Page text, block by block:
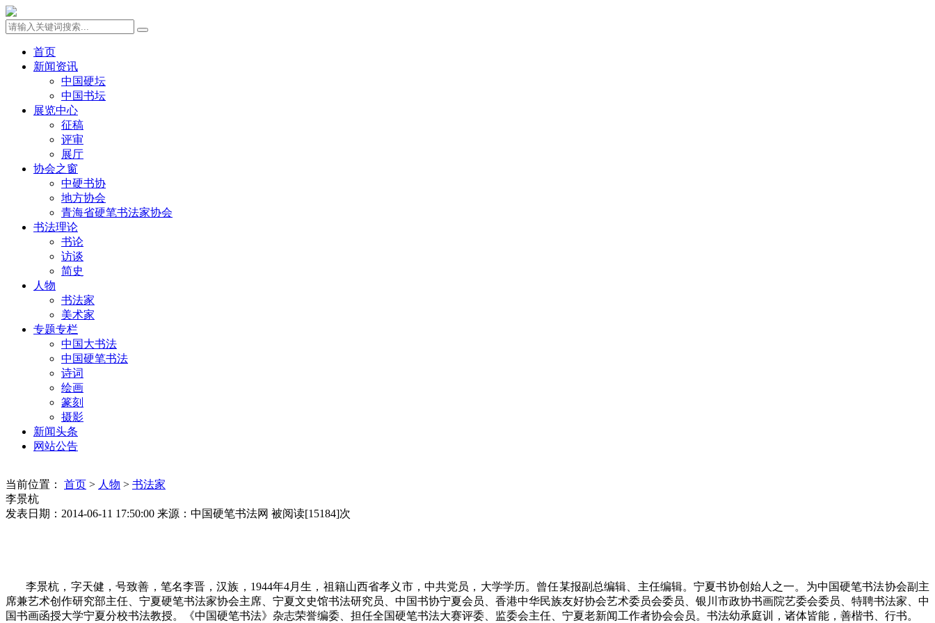
首页
新闻资讯
中国硬坛
中国书坛
展览中心
征稿
评审
展厅
协会之窗
中硬书协
地方协会
青海省硬笔书法家协会
书法理论
书论
访谈
简史
人物
书法家
美术家
专题专栏
中国大书法
中国硬笔书法
诗词
绘画
篆刻
摄影
新闻头条
网站公告
当前位置： 首页 > 人物 > 书法家
李景杭
发表日期：2014-06-11 17:50:00 来源：中国硬笔书法网 被阅读[15184]次
李景杭，字天健，号致善，笔名李晋，汉族，1944年4月生，祖籍山西省孝义市，中共党员，大学学历。曾任某报副总编辑、主任编辑。宁夏书协创始人之一。为中国硬笔书法协会副主
席兼艺术创作研究部主任、宁夏硬笔书法家协会主席、宁夏文史馆书法研究员、中国书协宁夏会员、香港中华民族友好协会艺术委员会委员、银川市政协书画院艺委会委员、特聘书法家、中
国书画函授大学宁夏分校书法教授。《中国硬笔书法》杂志荣誉编委、担任全国硬笔书法大赛评委、监委会主任、宁夏老新闻工作者协会会员。书法幼承庭训，诸体皆能，善楷书、行书。